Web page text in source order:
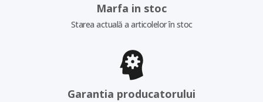
Marfa in stoc
Starea actuală a articolelor în stoc
Garantia producatorului